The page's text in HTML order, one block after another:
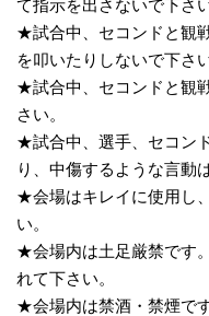
て指示を出さないで下さい
★試合中、セコンドと観
を叩いたりしないで下さい
★試合中、セコンドと観
さい。
★試合中、選手、セコン
り、中傷するような言動
★会場はキレイに使用し
い。
★会場内は土足厳禁です
れて下さい。
★会場内は禁酒・禁煙で